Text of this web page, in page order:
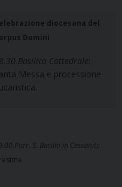
diocesana del
Domini
Basilica Cattedrale
Messa e processione
Parr. S. Basilio in Cessaniti: